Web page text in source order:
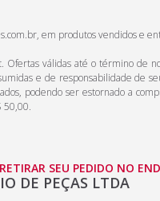
em produtos vendidos e
Ofertas válidas até o término de
e de responsabilidade de
podendo ser estornado a
50,00.
SEU PEDIDO NO
DE PEÇAS LTDA